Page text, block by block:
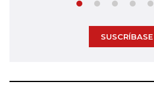
SUSCRÍBASE